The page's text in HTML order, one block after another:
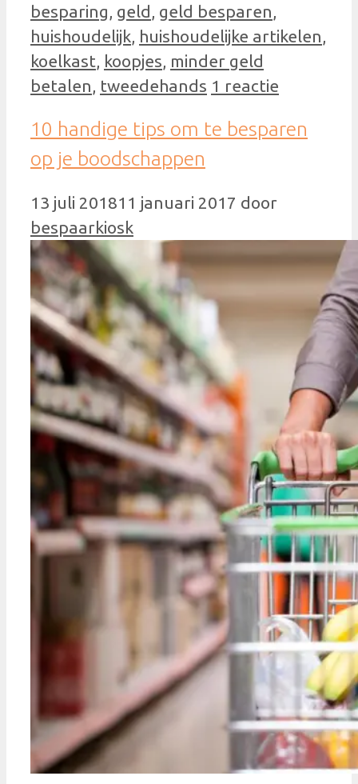
besparing geld geld besparen
huishoudelijk huishoudelijke artikelen
koelkast koopjes minder geld
betalen tweedehands 1 reactie
10 handige tips om te besparen
op je boodschappen
13 juli 201811 januari 2017 door
bespaarkiosk